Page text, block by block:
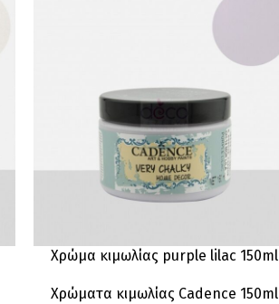
Χρώμα κιμωλίας purple lilac 150ml
Χρώματα κιμωλίας Cadence 150ml